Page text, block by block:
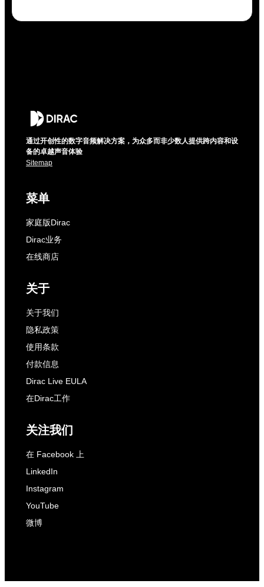
通过开创性的数字音频解决方案，为众多而非少数人提供跨内容和设
备的卓越声音体验
Sitemap
菜单
家庭版Dirac
Dirac业务
在线商店
关于
关于我们
隐私政策
使用条款
付款信息
Dirac Live EULA
在Dirac工作
关注我们
在 Facebook 上
LinkedIn
Instagram
YouTube
微博